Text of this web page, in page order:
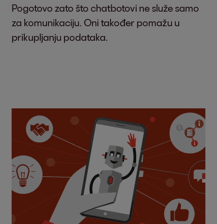
Pogotovo zato što chatbotovi ne služe samo
za komunikaciju. Oni također pomažu u
prikupljanju podataka.